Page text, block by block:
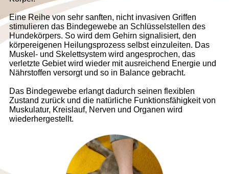
Eine Reihe von sehr sanften, nicht invasiven Griffen
stimulieren das Bindegewebe an Schlüsselstellen des
Hundekörpers. So wird dem Gehirn signalisiert, den
körpereigenen Heilungsprozess selbst einzuleiten. Das
Muskel- und Skelettsystem wird angesprochen, das
verletzte Gebiet wird wieder mit ausreichend Energie und
Nährstoffen versorgt und so in Balance gebracht.
Das Bindegewebe erlangt dadurch seinen flexiblen
Zustand zurück und die natürliche Funktionsfähigkeit von
Muskulatur, Kreislauf, Nerven und Organen wird
wiederhergestellt.